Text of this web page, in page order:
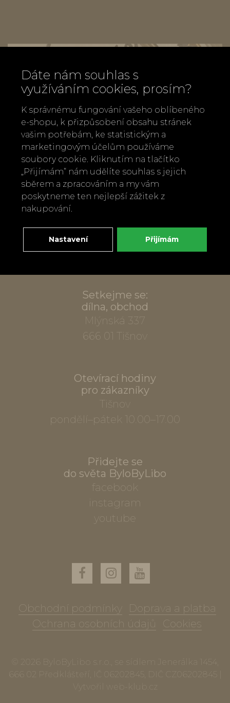
+420 737 886 915
Napište nám
info@bylobylibo.cz
Setkejme se:
dílna, obchod
Mlýnská 337
666 01 Tišnov
Otevírací hodiny
pro zákazníky
Tišnov
pondělí–pátek 10.00–17.00
Přidejte se
do světa ByloByLibo
facebook
instagram
youtube
Obchodní podmínky
Doprava a platba
Ochrana osobních údajů
Cookies
© 2026 ByloByLibo s.r.o., se sídlem Jenerálka 1454,
666 02 Předklášteří, IČ 06202845, DIČ CZ06202845 |
Vytvořil
Dáte nám souhlas s
využíváním cookies, prosím?
K správnému fungování vašeho oblíbeného
e-shopu, k přizpůsobení obsahu stránek
vašim potřebám, ke statistickým a
marketingovým účelům používáme
soubory cookie. Kliknutím na tlačítko
„Přijímám“ nám udělíte souhlas s jejich
sběrem a zpracováním a my vám
poskytneme ten nejlepší zážitek z
nakupování.
Nastavení Přijímám